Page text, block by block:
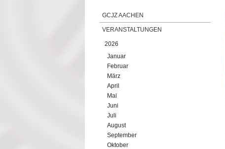
GCJZ AACHEN
VERANSTALTUNGEN
2026
Januar
Februar
März
April
Mai
Juni
Juli
August
September
Oktober